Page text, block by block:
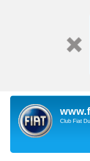
Club Fiat